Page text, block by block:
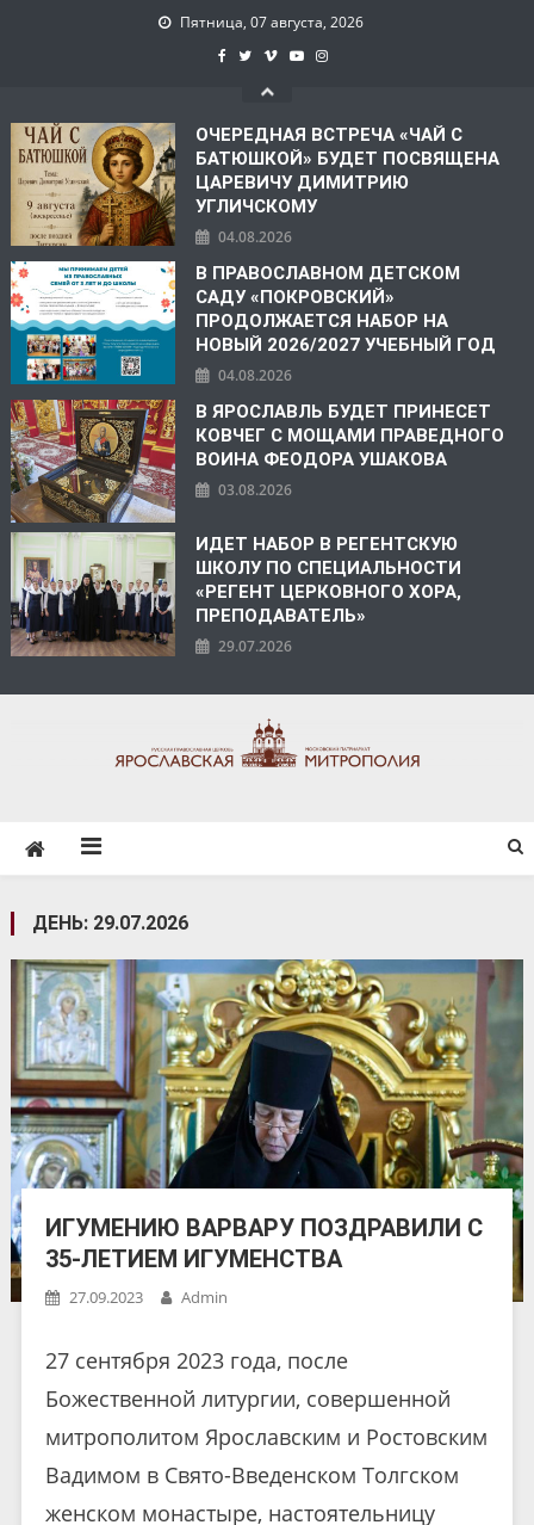
Пятница, 07 августа, 2026
ОЧЕРЕДНАЯ ВСТРЕЧА «ЧАЙ С
БАТЮШКОЙ» БУДЕТ ПОСВЯЩЕНА
ЦАРЕВИЧУ ДИМИТРИЮ
УГЛИЧСКОМУ
04.08.2026
В ПРАВОСЛАВНОМ ДЕТСКОМ
САДУ «ПОКРОВСКИЙ»
ПРОДОЛЖАЕТСЯ НАБОР НА
НОВЫЙ 2026/2027 УЧЕБНЫЙ ГОД
04.08.2026
В ЯРОСЛАВЛЬ БУДЕТ ПРИНЕСЕТ
КОВЧЕГ С МОЩАМИ ПРАВЕДНОГО
ВОИНА ФЕОДОРА УШАКОВА
03.08.2026
ИДЕТ НАБОР В РЕГЕНТСКУЮ
ШКОЛУ ПО СПЕЦИАЛЬНОСТИ
«РЕГЕНТ ЦЕРКОВНОГО ХОРА,
ПРЕПОДАВАТЕЛЬ»
29.07.2026
ДЕНЬ: 29.07.2026
ИГУМЕНИЮ ВАРВАРУ ПОЗДРАВИЛИ С
35-ЛЕТИЕМ ИГУМЕНСТВА
27.09.2023 Admin
27 сентября 2023 года, после
Божественной литургии, совершенной
митрополитом Ярославским и Ростовским
Вадимом в Свято-Введенском Толгском
женском монастыре, настоятельницу